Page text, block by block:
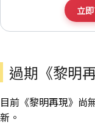
立
過期《黎明
目前《黎明再現》尚
新。